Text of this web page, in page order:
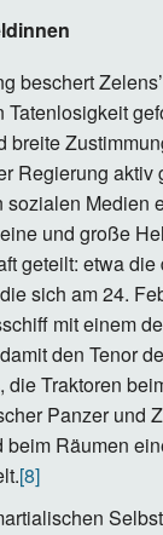
beschert
Tatenlosigkeit
breite
Regierung aktiv
sozialen Medien
und große
geteilt: etwa
sich am 24.
mit einem
den Tenor
die Traktoren
Panzer und
beim Räumen
[8]